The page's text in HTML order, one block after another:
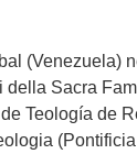
(Venezuela)
della Sacra
Teología de